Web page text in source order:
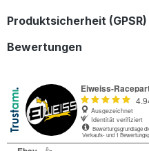
Produktsicherheit (GPSR)
Bewertungen